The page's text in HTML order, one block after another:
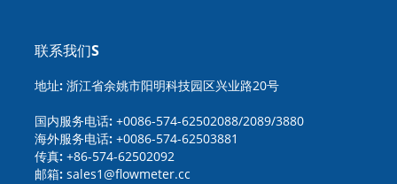
联系我们S
地址: 浙江省余姚市阳明科技园区兴业路20号
国内服务电话: +0086-574-62502088/2089/3880
海外服务电话: +0086-574-62503881
传真: +86-574-62502092
邮箱: sales1@flowmeter.cc